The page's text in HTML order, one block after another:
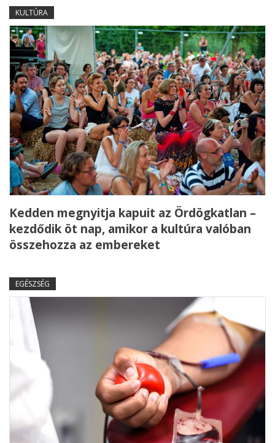
KULTÚRA
Kedden megnyitja kapuit az Ördögkatlan –
kezdődik öt nap, amikor a kultúra valóban
összehozza az embereket
EGÉSZSÉG